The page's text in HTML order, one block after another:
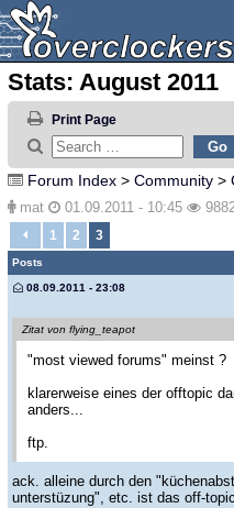
Stats: August 2011
Print Page
Forum Index > Community >
mat 01.09.2011 - 10:45
1 2 3
Posts
08.09.2011 - 23:08
Zitat von flying_teapot
"most viewed forums" meinst ?
klarerweise eines der offtopic
anders...
ftp.
ack. alleine durch den
unterstüzung", etc. ist das off-